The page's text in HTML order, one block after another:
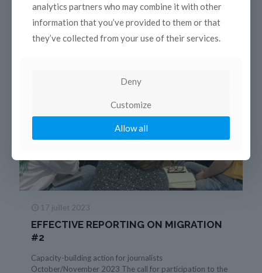
piloté par la FIJ – qui comprend l’Université de Padoue et
la COPEAM – qui propose un programme […]
17 juillet 2023
EFFECTIVE REPORTING ON MIGRATION
#2
Capacity-building action for journalists
October/November 2023 The call for participation to the
analytics partners who may combine it with other
information that you’ve provided to them or that
they’ve collected from your use of their services.
Deny
Customize
Allow all